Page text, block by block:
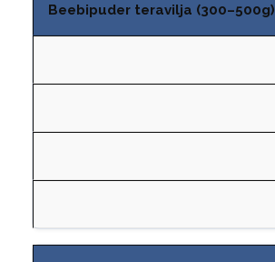
Beebipuder teravilja (300–500g)